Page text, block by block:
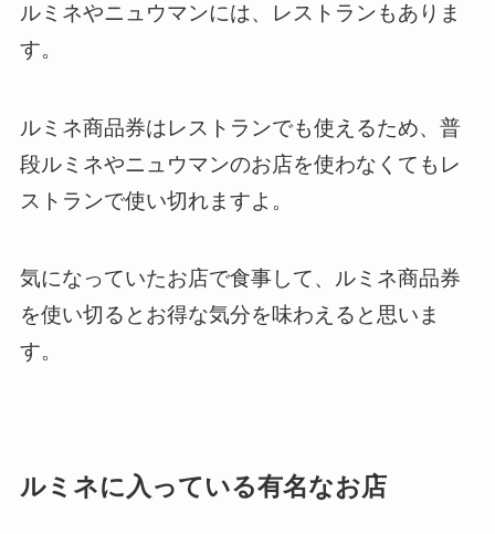
ルミネやニュウマンには、レストランもありま
す。
ルミネ商品券はレストランでも使えるため、普
段ルミネやニュウマンのお店を使わなくてもレ
ストランで使い切れますよ。
気になっていたお店で食事して、ルミネ商品券
を使い切るとお得な気分を味わえると思いま
す。
ルミネに入っている有名なお店